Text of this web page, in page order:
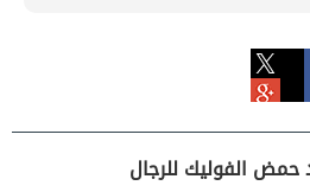
حمض الفوليك للرجال